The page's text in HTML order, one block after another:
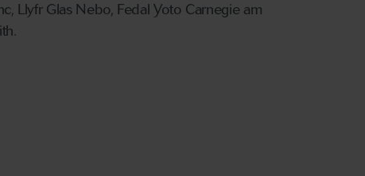
Llyfr Glas Nebo, Fedal Yoto Carnegie am